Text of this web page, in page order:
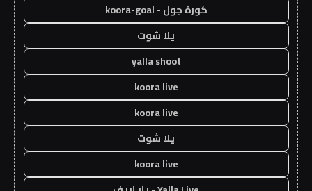
كورة جول - koora-goal
يلا شوت
yalla shoot
koora live
koora live
يلا شوت
koora live